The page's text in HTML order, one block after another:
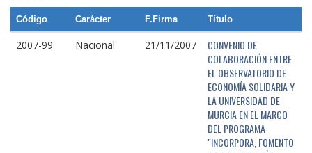
Código Carácter F.Firma Título
2007-99 Nacional 21/11/2007
CONVENIO DE
COLABORACIÓN ENTRE
EL OBSERVATORIO DE
ECONOMÍA SOLIDARIA Y
LA UNIVERSIDAD DE
MURCIA EN EL MARCO
DEL PROGRAMA
"INCORPORA, FOMENTO